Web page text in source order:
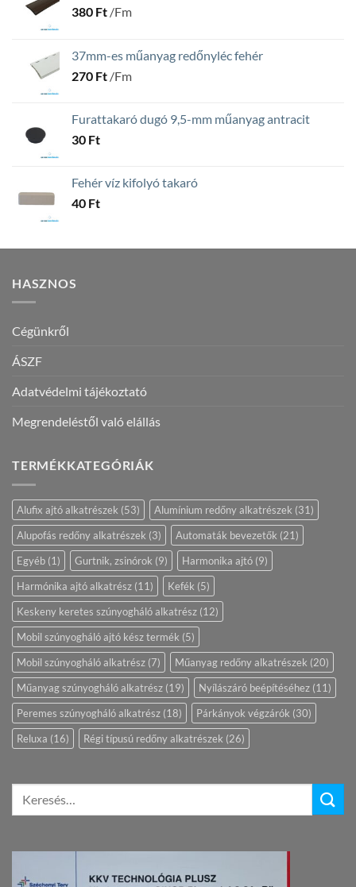
380 Ft /Fm
37mm-es műanyag redőnyléc fehér
270 Ft /Fm
Furattakaró dugó 9,5-mm műanyag antracit
30 Ft
Fehér víz kifolyó takaró
40 Ft
HASZNOS
Cégünkről
ÁSZF
Adatvédelmi tájékoztató
Megrendeléstől való elállás
TERMÉKKATEGÓRIÁK
Alufix ajtó alkatrészek (53) Alumínium redőny alkatrészek (31)
Alupofás redőny alkatrészek (3) Automaták bevezetők (21)
Egyéb (1) Gurtnik, zsinórok (9) Harmonika ajtó (9)
Harmónika ajtó alkatrész (11) Kefék (5)
Keskeny keretes szúnyogháló alkatrész (12)
Mobil szúnyogháló ajtó kész termék (5)
Mobil szúnyogháló alkatrész (7) Műanyag redőny alkatrészek (20)
Műanyag szúnyogháló alkatrész (19) Nyílászáró beépítéséhez (11)
Peremes szúnyogháló alkatrész (18) Párkányok végzárók (30)
Reluxa (16) Régi típusú redőny alkatrészek (26)